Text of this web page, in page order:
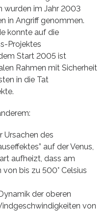
wurden im Jahr 2003
in Angriff genommen.
konnte auf die
Projektes
Start 2005 ist
Rahmen mit Sicherheit
in die Tat
Ursachen des
auf der Venus,
aufheizt, dass am
bis zu 500° Celsius
der oberen
von